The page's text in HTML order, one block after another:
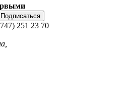
Подписаться
251 23 70